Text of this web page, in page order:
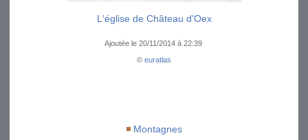
L'église de Château d'Oex
Ajoutée le 20/11/2014 à 22:39
© euratlas
Montagnes